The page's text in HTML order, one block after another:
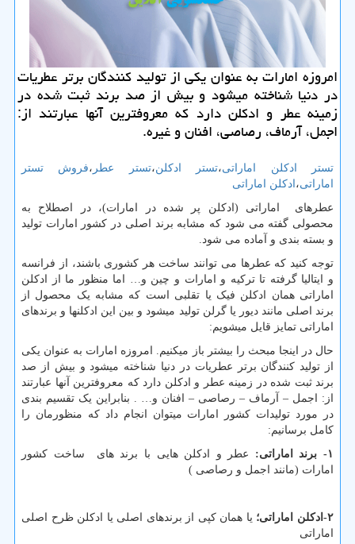
امروزه امارات به عنوان یكی از تولید كنندگان برتر عطریات
در دنیا شناخته میشود و بیش از صد برند ثبت شده در
زمینه عطر و ادكلن دارد كه معروفترین آنها عبارتند از:
اجمل، آرماف، رصاصی، افنان و غیره.
تستر ادکلن اماراتی،تستر ادکلن،تستر عطر ،فروش تستر
اماراتی،ادکلن اماراتی
عطرهای اماراتی (ادکلن پر شده در امارات)، در اصطلاح به
محصولی گفته می شود که مشابه برند اصلی در کشور امارات تولید
و بسته بندی و آماده می شود.
توجه کنید که عطرها می توانند ساخت هر کشوری باشند، از فرانسه
و ایتالیا گرفته تا ترکیه و امارات و چین و… اما منظور ما از ادکلن
اماراتی همان ادکلن فیک یا تقلبی است که مشابه یک محصول از
برند اصلی مانند دیور یا گرلن تولید میشود و بین این ادکلنها و برندهای
اماراتی تمایز قایل میشویم:
حال در اینجا مبحث را بیشتر باز میکنیم. امروزه امارات به عنوان یکی
از تولید کنندگان برتر عطریات در دنیا شناخته میشود و بیش از صد
برند ثبت شده در زمینه عطر و ادکلن دارد که معروفترین آنها عبارتند
از: اجمل – آرماف – رصاصی – افنان و… . بنابراین یک تقسیم بندی
در مورد تولیدات کشور امارات میتوان انجام داد که منظورمان را
کامل برسانیم:
۱- برند اماراتی:
عطر و ادکلن هایی با برند های ساخت کشور
امارات (مانند اجمل و رصاصی )
۲-ادکلن اماراتی؛
یا همان کپی از برندهای اصلی یا ادکلن ظرح اصلی
اماراتی